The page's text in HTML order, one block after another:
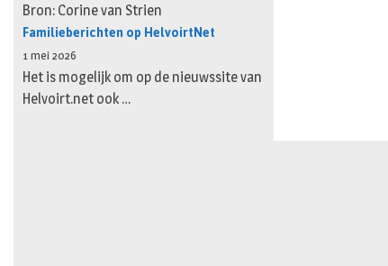
Bron: Corine van Strien
Familieberichten op HelvoirtNet
1 mei 2026
Het is mogelijk om op de nieuwssite van
Helvoirt.net ook …